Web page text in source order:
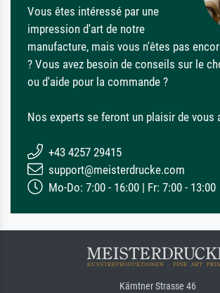
Vous êtes intéressé par une
impression d'art de notre
manufacture, mais vous n'êtes pas
? Vous avez besoin de conseils sur le
ou d'aide pour la commande ?
Nos experts se feront un plaisir de vous
+43 4257 29415
support@meisterdrucke.com
Mo-Do: 7:00 - 16:00 | Fr: 7:00 - 13:00
Kärntner Strasse 46